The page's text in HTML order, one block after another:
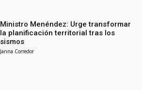
Ministro Menéndez: Urge transformar
la planificación territorial tras los
sismos
Janna Corredor